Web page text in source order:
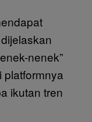
nenek”
platformnya
ikutan tren